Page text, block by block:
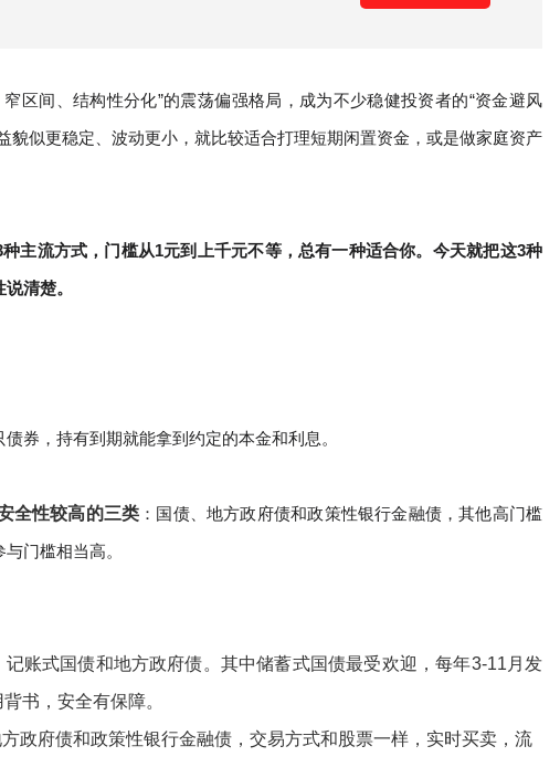
区间、结构性分化”的震荡偏强格局，成为不少稳健投资者的“资金避风
貌似更稳定、波动更小，就比较适合打理短期闲置资金，或是做家庭资产
主流方式，门槛从1元到上千元不等，总有一种适合你。今天就把这3种
清楚。
券，持有到期就能拿到约定的本金和利息。
全性较高的三类 ： 国债、地方政府债和政策性银行金融债，其他高门槛
门槛相当高。
记账式国债和地方政府债。其中储蓄式国债最受欢迎，每年3-11月发
书，安全有保障。
方政府债和政策性银行金融债，交易方式和股票一样，实时买卖，流